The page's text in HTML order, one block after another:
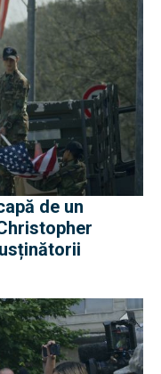
de un